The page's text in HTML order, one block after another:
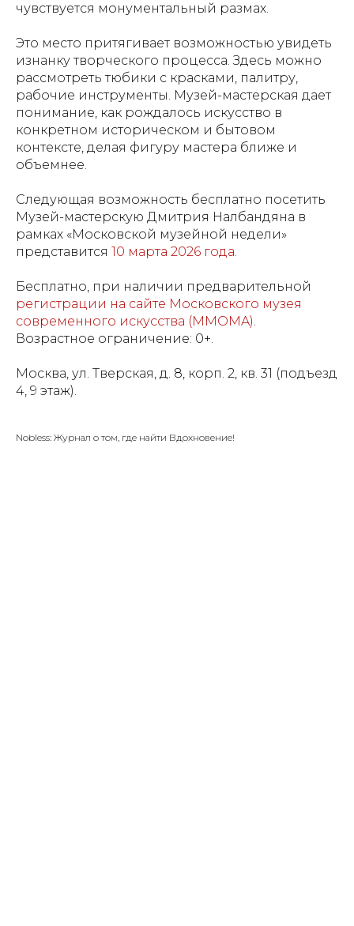
чувствуется монументальный размах.
Это место притягивает возможностью увидеть
изнанку творческого процесса. Здесь можно
рассмотреть тюбики с красками, палитру,
рабочие инструменты. Музей-мастерская дает
понимание, как рождалось искусство в
конкретном историческом и бытовом
контексте, делая фигуру мастера ближе и
объемнее.
Следующая возможность бесплатно посетить
Музей-мастерскую Дмитрия Налбандяна в
рамках «Московской музейной недели»
представится 10 марта 2026 года.
Бесплатно, при наличии предварительной
регистрации на сайте Московского музея
современного искусства (MMOMA).
Возрастное ограничение: 0+.
Москва, ул. Тверская, д. 8, корп. 2, кв. 31 (подъезд
4, 9 этаж).
Nobless: Журнал о том, где найти Вдохновение!